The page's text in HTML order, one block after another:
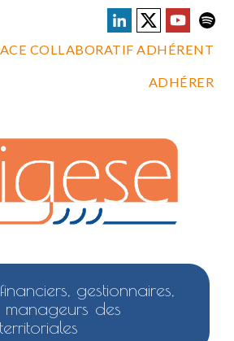
COLLABORATIF ADHÉRENT
ADHÉRER
gestionnaires,
manageurs des